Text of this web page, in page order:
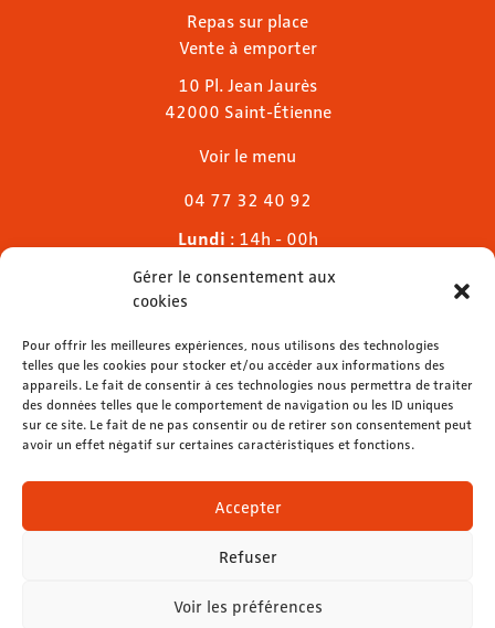
Gérer le consentement aux
cookies
Pour offrir les meilleures expériences, nous utilisons des technologies
telles que les cookies pour stocker et/ou accéder aux informations des
appareils. Le fait de consentir à ces technologies nous permettra de traiter
des données telles que le comportement de navigation ou les ID uniques
sur ce site. Le fait de ne pas consentir ou de retirer son consentement peut
avoir un effet négatif sur certaines caractéristiques et fonctions.
Accepter
Refuser
Voir les préférences
Repas sur place
Vente à emporter
10 Pl. Jean Jaurès
42000 Saint-Étienne
Voir le menu
04 77 32 40 92
Lundi : 14h - 00h
Mardi & mercredi
Jeudi
Dimanche: 11h - 00h
04 77 32 32 01